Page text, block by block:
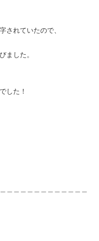
されていたので、
ました。
した！